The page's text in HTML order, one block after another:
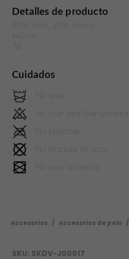
Detalles de producto
80% Shell, 20% Hierro
6x2cm
7g
Cuidados
No lavar
No usar lejía/blanqueador
No planchar
No limpieza en seco
No usar secadora
Accesorios / Accesorios de pelo /
SKU: SKDV-J00017